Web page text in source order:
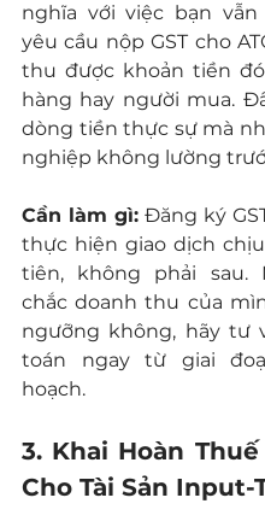
nghĩa với việc bạn
yêu cầu nộp GST cho
thu được khoản tiền
hàng hay người mua.
dòng tiền thực sự mà
nghiệp không lường
Cần làm gì: Đăng ký
thực hiện giao dịch
tiên, không phải sau.
chắc doanh thu của
ngưỡng không, hãy tư
toán ngay từ giai
hoạch.
3. Khai Hoàn Thuế
Cho Tài Sản Input-